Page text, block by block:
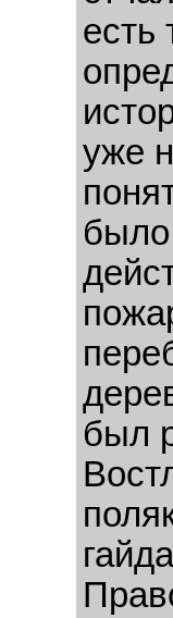
есть
уже
было
был